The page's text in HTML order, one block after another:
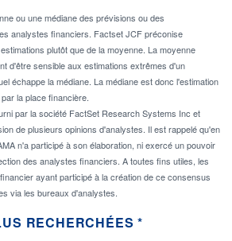
ou une médiane des prévisions ou des
analystes financiers. Factset JCF préconise
plutôt que de la moyenne. La moyenne
d'être sensible aux estimations extrêmes d'un
échappe la médiane. La médiane est donc l'estimation
la place financière.
par la société FactSet Research Systems Inc et
de plusieurs opinions d'analystes. Il est rappelé qu'en
n'a participé à son élaboration, ni exercé un pouvoir
des analystes financiers. A toutes fins utiles, les
ayant participé à la création de ce consensus
via les bureaux d'analystes.
RECHERCHÉES *